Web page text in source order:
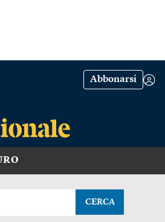
Abbonarsi
CERCA